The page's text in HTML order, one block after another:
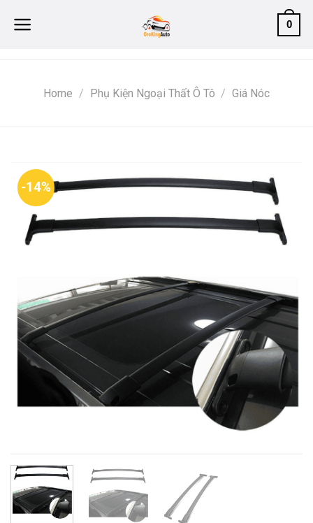
0
Home / Phụ Kiện Ngoại Thất Ô Tô / Giá Nóc
-14%